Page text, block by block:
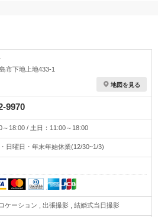
市下地上地433-1
地図を見る
9970
～18:00 / 土日：11:00～18:00
日曜日・年末年始休業(12/30~1/3)
ケーション , 出張撮影 , 結婚式当日撮影